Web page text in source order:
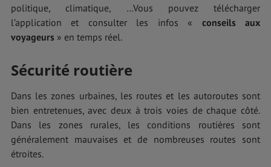
politique, climatique, …Vous pouvez télécharger
l’application et consulter les infos « conseils aux
voyageurs » en temps réel.
Sécurité routière
Dans les zones urbaines, les routes et les autoroutes sont
bien entretenues, avec deux à trois voies de chaque côté.
Dans les zones rurales, les conditions routières sont
généralement mauvaises et de nombreuses routes sont
étroites.